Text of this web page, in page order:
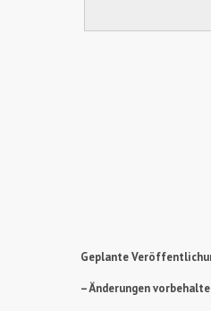
Geplante
– Änderungen